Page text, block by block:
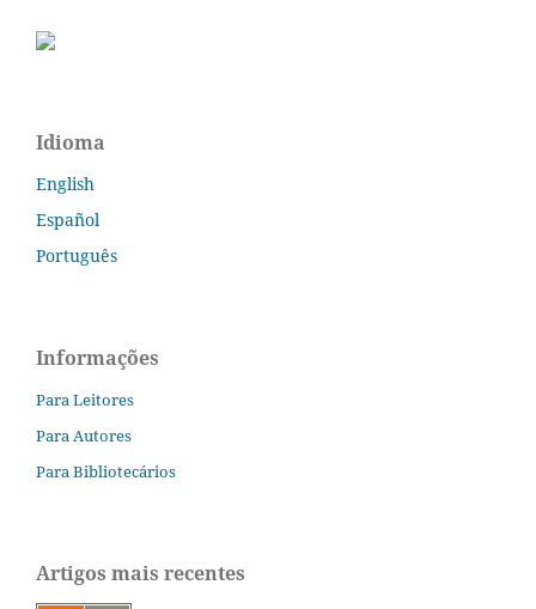
Idioma
English
Español
Português
Informações
Para Leitores
Para Autores
Para Bibliotecários
Artigos mais recentes